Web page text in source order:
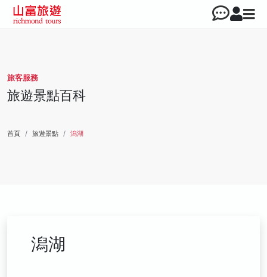
旅客服務
旅遊景點百科
首頁 旅遊景點 潟湖
潟湖